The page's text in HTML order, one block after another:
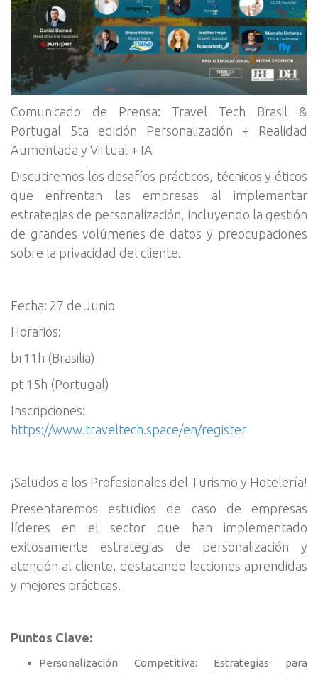
Comunicado de Prensa: Travel Tech Brasil &
Portugal 5ta edición Personalización + Realidad
Aumentada y Virtual + IA
Discutiremos los desafíos prácticos, técnicos y éticos
que enfrentan las empresas al implementar
estrategias de personalización, incluyendo la gestión
de grandes volúmenes de datos y preocupaciones
sobre la privacidad del cliente.
Fecha: 27 de Junio
Horarios:
br11h (Brasilia)
pt 15h (Portugal)
Inscripciones:
https://www.traveltech.space/en/register
¡Saludos a los Profesionales del Turismo y Hotelería!
Presentaremos estudios de caso de empresas
líderes en el sector que han implementado
exitosamente estrategias de personalización y
atención al cliente, destacando lecciones aprendidas
y mejores prácticas.
Puntos Clave:
Personalización Competitiva: Estrategias para